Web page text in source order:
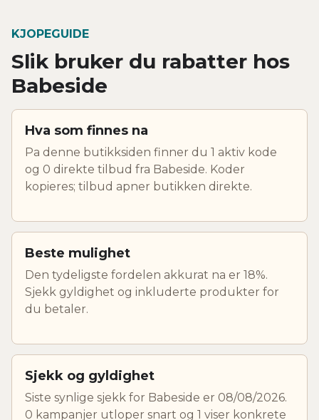
KJOPEGUIDE
Slik bruker du rabatter hos
Babeside
Hva som finnes na
Pa denne butikksiden finner du 1 aktiv kode
og 0 direkte tilbud fra Babeside. Koder
kopieres; tilbud apner butikken direkte.
Beste mulighet
Den tydeligste fordelen akkurat na er 18%.
Sjekk gyldighet og inkluderte produkter for
du betaler.
Sjekk og gyldighet
Siste synlige sjekk for Babeside er 08/08/2026.
0 kampanjer utloper snart og 1 viser konkrete